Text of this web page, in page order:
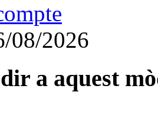
08/2026
a aquest